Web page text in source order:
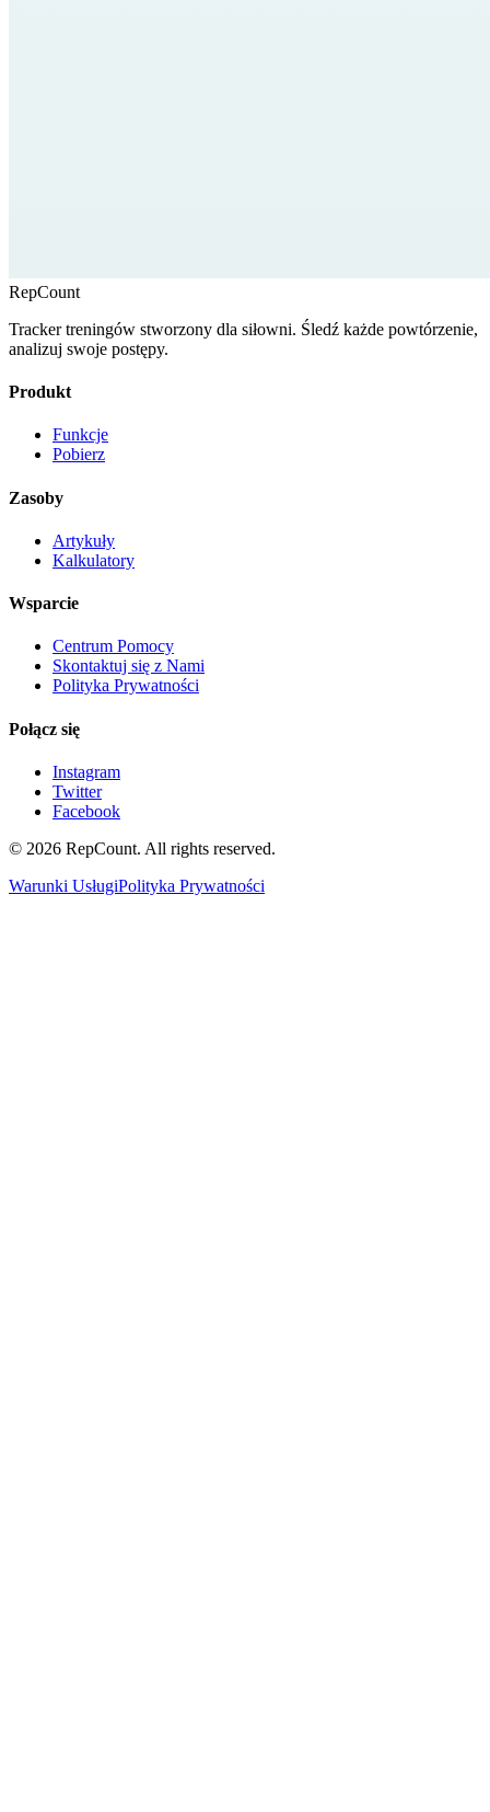
RepCount
Tracker treningów stworzony dla siłowni. Śledź każde powtórzenie,
analizuj swoje postępy.
Produkt
Funkcje
Pobierz
Zasoby
Artykuły
Kalkulatory
Wsparcie
Centrum Pomocy
Skontaktuj się z Nami
Polityka Prywatności
Połącz się
Instagram
Twitter
Facebook
© 2026 RepCount. All rights reserved.
Warunki UsługiPolityka Prywatności